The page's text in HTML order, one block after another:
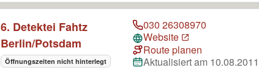
6. Detektei Fahtz
Berlin/Potsdam
Öffnungszeiten nicht hinterlegt
030 26308970
Website
Route planen
Aktualisiert am 10.08.2011